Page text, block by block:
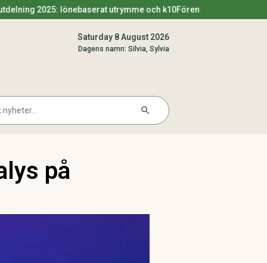
lönebaserat utrymme och k10Förenklingsregeln utdelning 2025 –
Saturday 8 August 2026
Dagens namn: Silvia, Sylvia
Search Button
på